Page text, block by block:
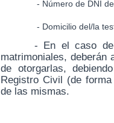
- Número de DNI del/
- Domicilio del/la
- En el caso de
matrimoniales, deberán
de otorgarlas,
Registro Civil (de
de las mismas.